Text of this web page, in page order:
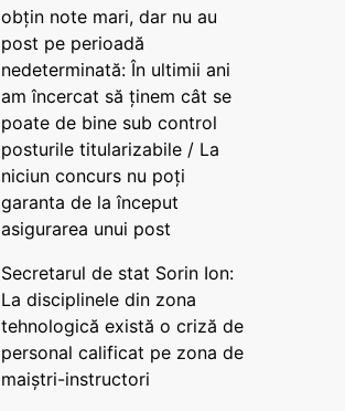
obțin note mari, dar nu au
post pe perioadă
nedeterminată: În ultimii ani
am încercat să ținem cât se
poate de bine sub control
posturile titularizabile / La
niciun concurs nu poți
garanta de la început
asigurarea unui post
Secretarul de stat Sorin Ion:
La disciplinele din zona
tehnologică există o criză de
personal calificat pe zona de
maiștri-instructori